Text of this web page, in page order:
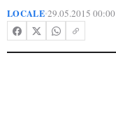
LOCALE•29.05.2015 00:00